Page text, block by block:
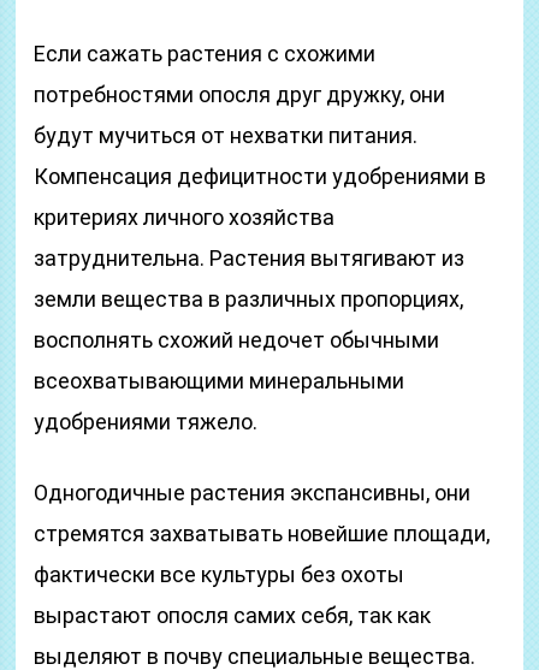
Если сажать растения с схожими
потребностями опосля друг дружку, они
будут мучиться от нехватки питания.
Компенсация дефицитности удобрениями в
критериях личного хозяйства
затруднительна. Растения вытягивают из
земли вещества в различных пропорциях,
восполнять схожий недочет обычными
всеохватывающими минеральными
удобрениями тяжело.
Одногодичные растения экспансивны, они
стремятся захватывать новейшие площади,
фактически все культуры без охоты
вырастают опосля самих себя, так как
выделяют в почву специальные вещества.